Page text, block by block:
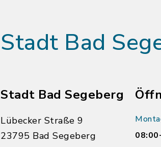
Stadt Bad
Stadt Bad Segeberg
Lübecker Straße 9
23795 Bad Segeberg